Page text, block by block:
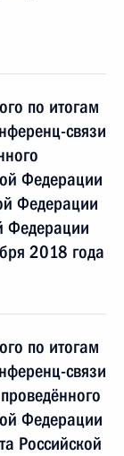
по итогам
связи
Федерации
Федерации
Федерации
2018 года
по итогам
связи
Федерации
Российской